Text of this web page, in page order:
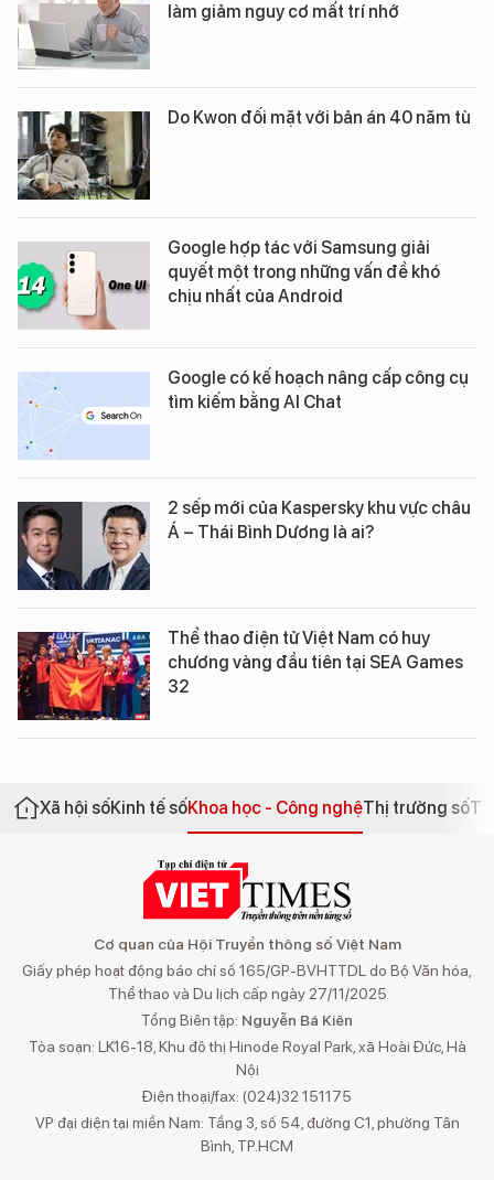
làm giảm nguy cơ mất trí nhớ
Do Kwon đối mặt với bản án 40 năm tù
Google hợp tác với Samsung giải
quyết một trong những vấn đề khó
chịu nhất của Android
Google có kế hoạch nâng cấp công cụ
tìm kiếm bằng AI Chat
2 sếp mới của Kaspersky khu vực châu
Á – Thái Bình Dương là ai?
Thể thao điện tử Việt Nam có huy
chương vàng đầu tiên tại SEA Games
32
Xã hội sốKinh tế sốKhoa học - Công nghệThị trường số
Cơ quan của Hội Truyền thông số Việt Nam
Giấy phép hoạt động báo chí số 165/GP-BVHTTDL do Bộ Văn hóa,
Thể thao và Du lịch cấp ngày 27/11/2025
Tổng Biên tập: Nguyễn Bá Kiên
Tòa soạn: LK16-18, Khu đô thị Hinode Royal Park, xã Hoài Đức, Hà
Nội
Điện thoại/fax: (024)32 151175
VP đại diện tại miền Nam: Tầng 3, số 54, đường C1, phường Tân
Bình, TP.HCM